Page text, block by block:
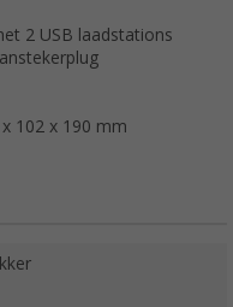
2 USB laadstations
102 x 190 mm